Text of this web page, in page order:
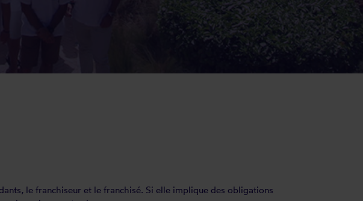
le franchiseur et le franchisé. Si elle implique des obligations